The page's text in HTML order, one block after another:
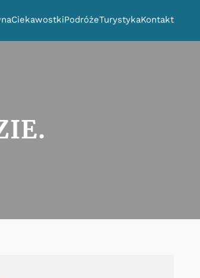
CiekawostkiPodróżeTurystykaKontakt